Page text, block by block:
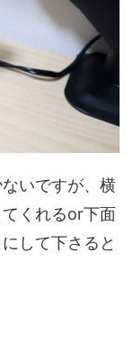
いですが、横
くれるor下面
して下さると